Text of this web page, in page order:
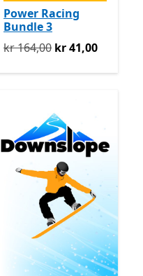
Power Racing
Bundle 3
Opprinnelig kr 164,00 nå
kr 164,00 kr 41,00